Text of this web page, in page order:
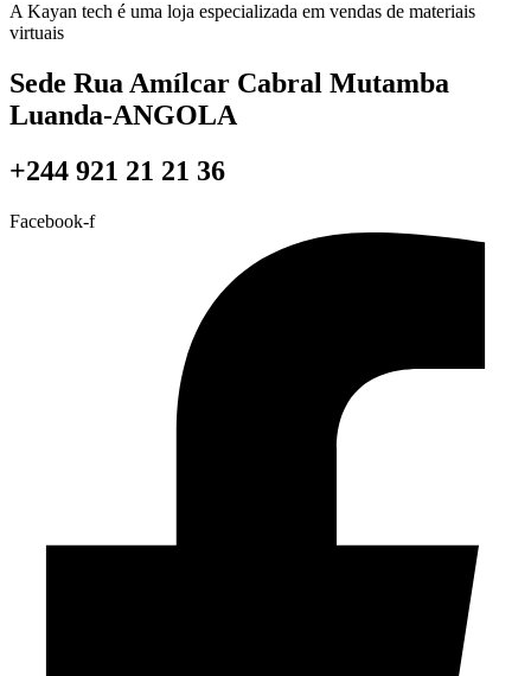
A Kayan tech é uma loja especializada em vendas de materiais
virtuais
Sede Rua Amílcar Cabral Mutamba
Luanda-ANGOLA
+244 921 21 21 36
Facebook-f